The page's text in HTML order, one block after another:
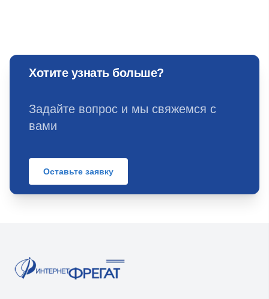
Хотите узнать больше?
Задайте вопрос и мы свяжемся с
вами
Оставьте заявку